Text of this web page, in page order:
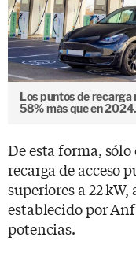
Los puntos de recarga
58% más que en 2024.
De esta forma,
recarga de acceso
superiores a 22
establecido por
potencias.